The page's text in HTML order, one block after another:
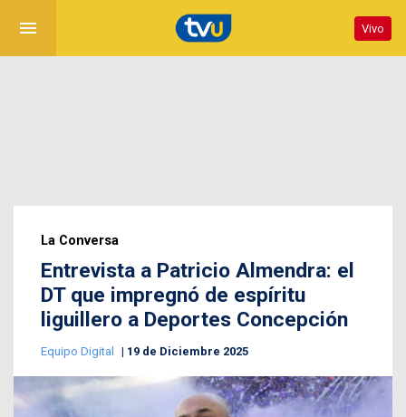
menu Vivo
La Conversa
Entrevista a Patricio Almendra: el
DT que impregnó de espíritu
liguillero a Deportes Concepción
Equipo Digital 19 de Diciembre 2025